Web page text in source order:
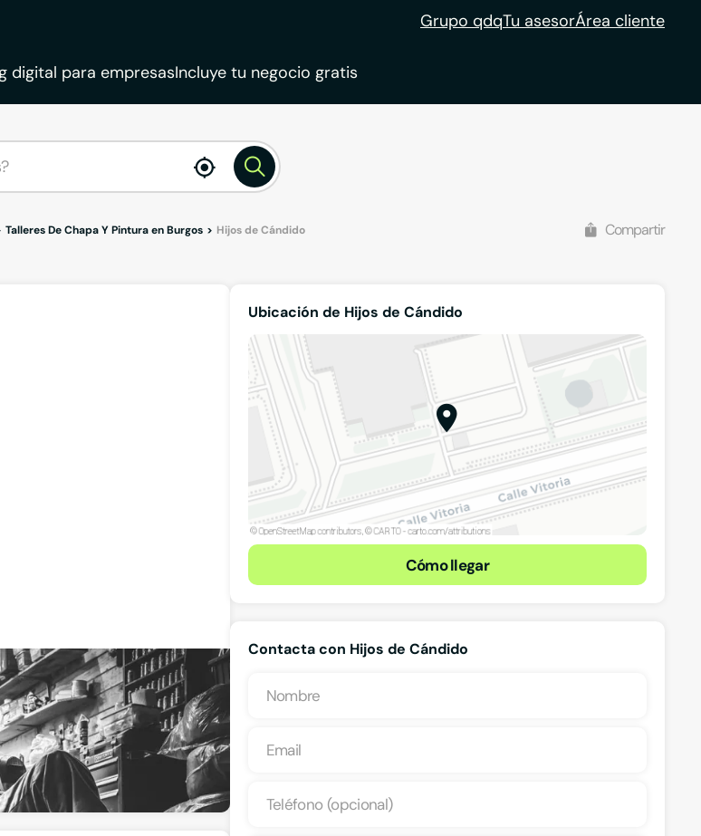
Grupo qdqTu asesorÁrea cliente
digital para empresasIncluye tu negocio gratis
enable
location
Talleres De Chapa Y Pintura en Burgos Hijos de Cándido Compartir
Burgos
Ver teléfono
Ubicación de Hijos de Cándido
Cómo llegar
Contacta con Hijos de Cándido